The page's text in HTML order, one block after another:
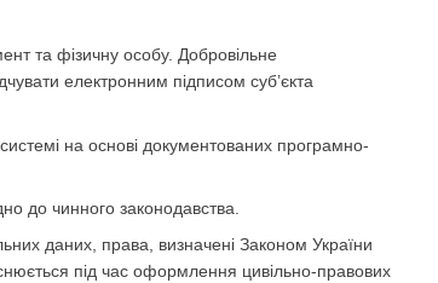
та фізичну особу. Добровільне
електронним підписом суб’єкта
на основі документованих програмно-
до чинного законодавства.
даних, права, визначені Законом України
під час оформлення цивільно-правових